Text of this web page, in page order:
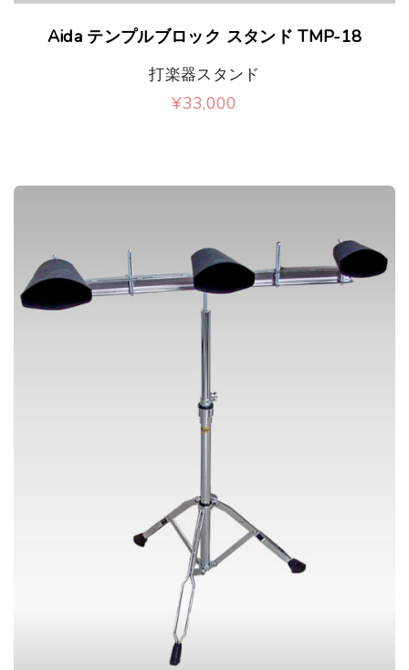
Aida テンプルブロック スタンド TMP-18
打楽器スタンド
¥33,000